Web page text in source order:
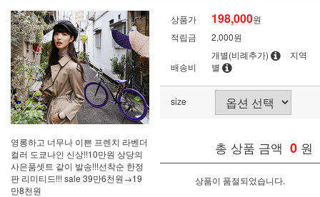
영롱하고 너무나 이쁜 프렌치 라벤더
컬러 도쿄나인 신상!!10만원 상당의
사은품셋트 같이 발송!!!선착순 한정
판 리미티드!!! sale 39만6천원→19
만8천원
상품가 198,000원
적립금
2,000원
배송비
개별(비례추가)
지역
별
size
총 상품 금액 0 원
상품이 품절되었습니다.